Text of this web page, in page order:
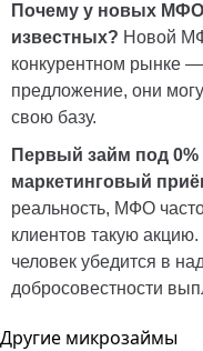
Почему у новых МФО
известных? Новой
конкурентном рынке
предложение, они
свою базу.
Первый займ под
маркетинговый
реальность, МФО
клиентов такую
человек убедится в
добросовестности
Другие микрозаймы